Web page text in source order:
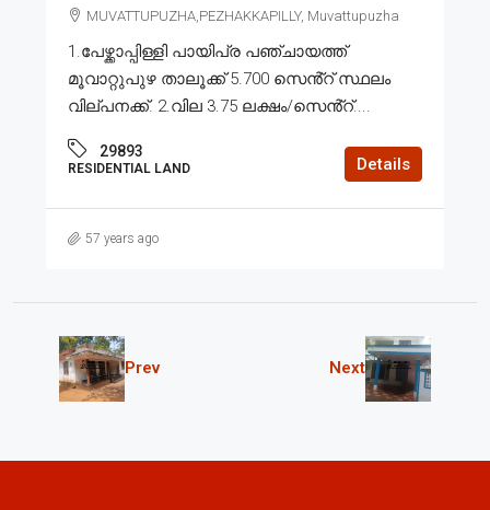
MUVATTUPUZHA,PEZHAKKAPILLY, Muvattupuzha
1.പേഴ്ക്കാപ്പിള്ളി പായിപ്ര പഞ്ചായത്ത്
മൂവാറ്റുപുഴ താലൂക്ക് 5.700 സെൻ്റ് സ്ഥലം
വില്പനക്ക്. 2.വില 3.75 ലക്ഷം/സെൻ്റ്....
29893
RESIDENTIAL LAND Details
57 years ago
Prev Next